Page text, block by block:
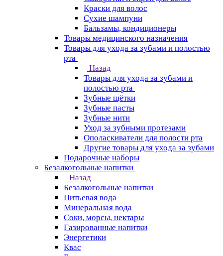
Краски для волос
Сухие шампуни
Бальзамы, кондиционеры
Товары медицинского назначения
Товары для ухода за зубами и полостью
рта
Назад
Товары для ухода за зубами и
полостью рта
Зубные щётки
Зубные пасты
Зубные нити
Уход за зубными протезами
Ополаскиватели для полости рта
Другие товары для ухода за зубами
Подарочные наборы
Безалкогольные напитки
Назад
Безалкогольные напитки
Питьевая вода
Минеральная вода
Соки, морсы, нектары
Газированные напитки
Энергетики
Квас